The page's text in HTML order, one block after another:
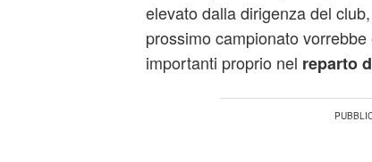
elevato dalla dirigenza del
prossimo campionato
importanti proprio nel reparto